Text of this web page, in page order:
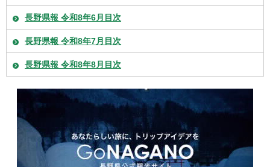
長野県報 令和8年6月目次
長野県報 令和8年7月目次
長野県報 令和8年8月目次